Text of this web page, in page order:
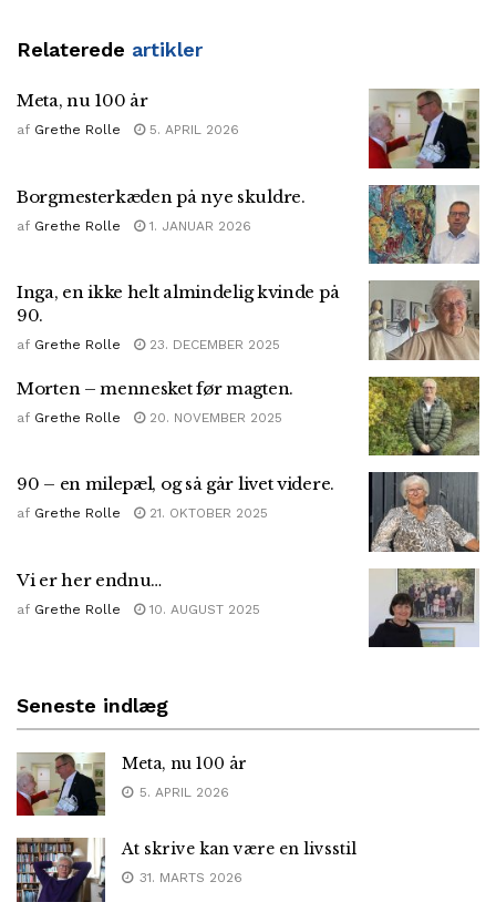
Relaterede artikler
Meta, nu 100 år
af Grethe Rolle 5. APRIL 2026
Borgmesterkæden på nye skuldre.
af Grethe Rolle 1. JANUAR 2026
Inga, en ikke helt almindelig kvinde på
90.
af Grethe Rolle 23. DECEMBER 2025
Morten – mennesket før magten.
af Grethe Rolle 20. NOVEMBER 2025
90 – en milepæl, og så går livet videre.
af Grethe Rolle 21. OKTOBER 2025
Vi er her endnu…
af Grethe Rolle 10. AUGUST 2025
Seneste indlæg
Meta, nu 100 år
5. APRIL 2026
At skrive kan være en livsstil
31. MARTS 2026